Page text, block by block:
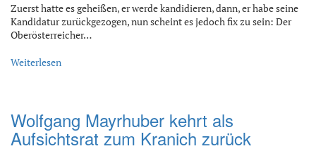
Zuerst hatte es geheißen, er werde kandidieren, dann, er habe seine
Kandidatur zurückgezogen, nun scheint es jedoch fix zu sein: Der
Oberösterreicher…
Weiterlesen
Wolfgang Mayrhuber kehrt als
Aufsichtsrat zum Kranich zurück